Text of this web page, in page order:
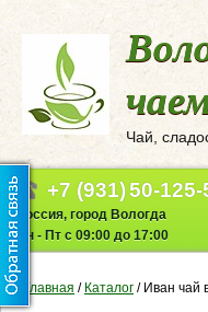
Чай,
+7 (931)50-125-
Россия, город Вологда
Пн - Пт с 09:00 до 17:00
Главная / Каталог / Иван чай